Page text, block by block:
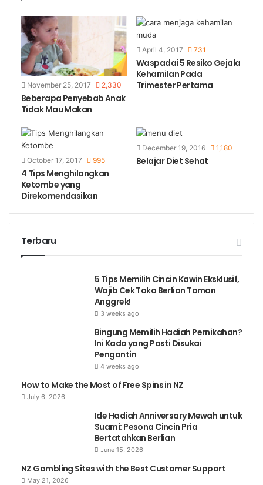
November 25, 2017 2,330
Beberapa Penyebab Anak
Tidak Mau Makan
April 4, 2017 731
Waspadai 5 Resiko Gejala
Kehamilan Pada
Trimester Pertama
October 17, 2017 995
4 Tips Menghilangkan
Ketombe yang
Direkomendasikan
December 19, 2016 1,180
Belajar Diet Sehat
Terbaru
5 Tips Memilih Cincin Kawin Eksklusif,
Wajib Cek Toko Berlian Taman
Anggrek!
3 weeks ago
Bingung Memilih Hadiah Pernikahan?
Ini Kado yang Pasti Disukai
Pengantin
4 weeks ago
How to Make the Most of Free Spins in NZ
July 6, 2026
Ide Hadiah Anniversary Mewah untuk
Suami: Pesona Cincin Pria
Bertatahkan Berlian
June 15, 2026
NZ Gambling Sites with the Best Customer Support
May 21, 2026